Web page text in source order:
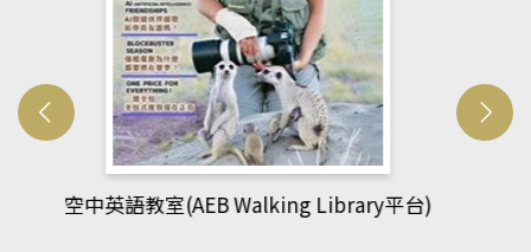
網管人(kono平台)